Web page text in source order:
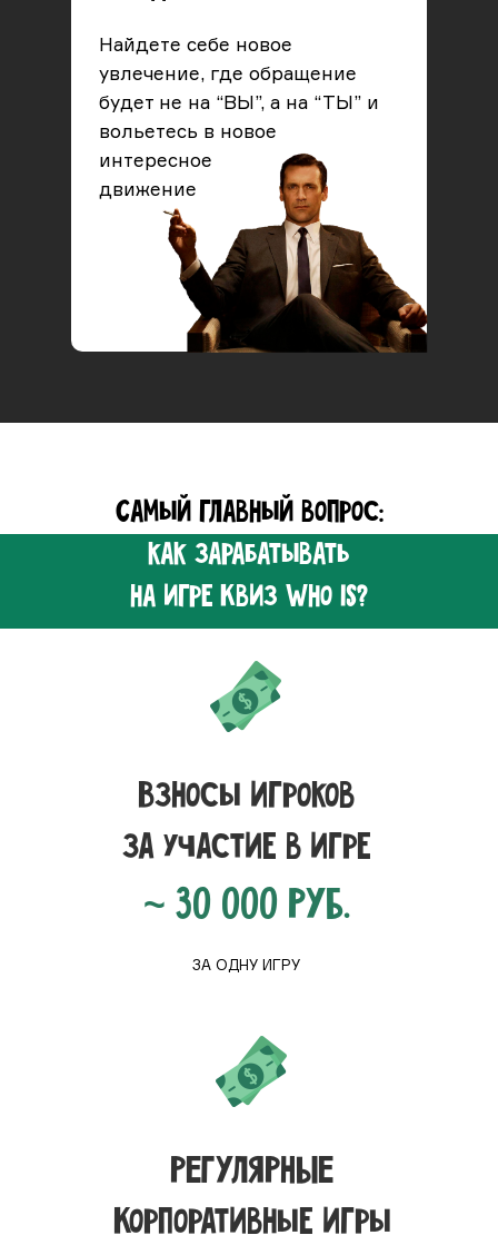
Найдете себе новое
увлечение, где обращение
будет не на “ВЫ”, а на “ТЫ” и
вольетесь в новое
интересное
движение
Взносы игроков
за участие в игре
~ 30 000 РУБ.
РЕГУЛЯРНЫЕ
Корпоративные игры
Самый главный вопрос:
как зарабатывать
на игре Квиз Who is?
ЗА ОДНУ ИГРУ